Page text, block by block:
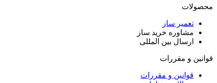
محصولات
تعمیر ساز
مشاوره خرید ساز
ارسال بین المللی
قوانین و مقررات
قوانین و مقررات